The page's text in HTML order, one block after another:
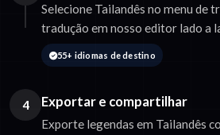
Selecione Tailandês no menu de
tradução em nosso editor lado a
55+ idiomas de destino
4 Exportar e compartilhar
Exporte legendas em Tailandês